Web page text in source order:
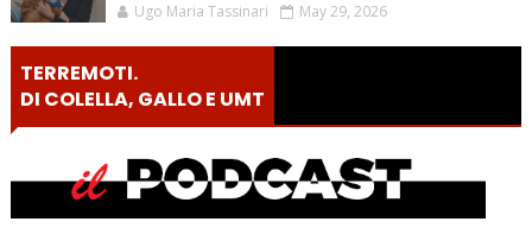
Ugo Maria Tassinari May 29, 2026
TERREMOTI.
DI COLELLA, GALLO E UMT